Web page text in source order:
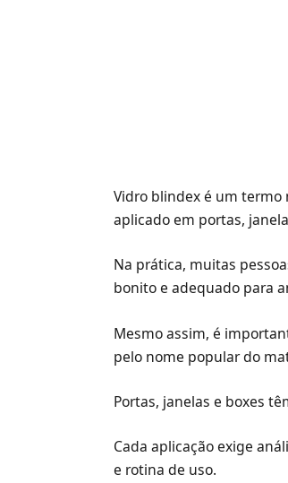
Vidro blindex é um
aplicado em portas,
Na prática, muitas
bonito e adequado para
Mesmo assim, é
pelo nome popular do
Portas, janelas e boxes
Cada aplicação exige
e rotina de uso.